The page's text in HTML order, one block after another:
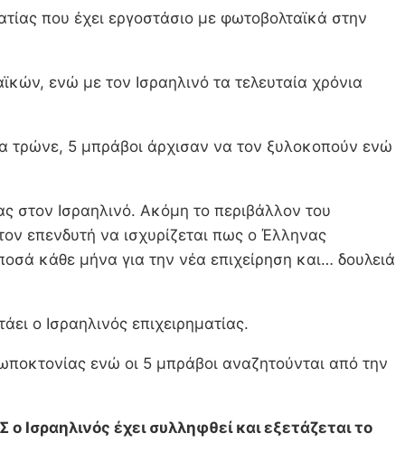
που έχει εργοστάσιο με φωτοβολταϊκά στην
ενώ με τον Ισραηλινό τα τελευταία χρόνια
τρώνε, 5 μπράβοι άρχισαν να τον ξυλοκοπούν ενώ
στον Ισραηλινό. Ακόμη το περιβάλλον του
επενδυτή να ισχυρίζεται πως ο Έλληνας
κάθε μήνα για την νέα επιχείρηση και… δουλειά
ο Ισραηλινός επιχειρηματίας.
ενώ οι 5 μπράβοι αναζητούνται από την
έχει συλληφθεί και εξετάζεται το